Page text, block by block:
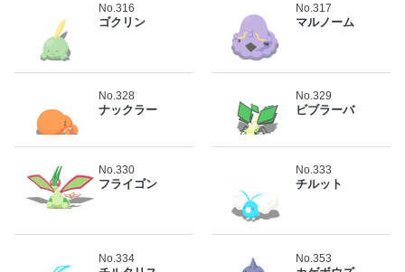
No.316
ゴクリン
No.317
マルノーム
No.328
ナックラー
No.329
ビブラーバ
No.330
フライゴン
No.333
チルット
No.334 No.353